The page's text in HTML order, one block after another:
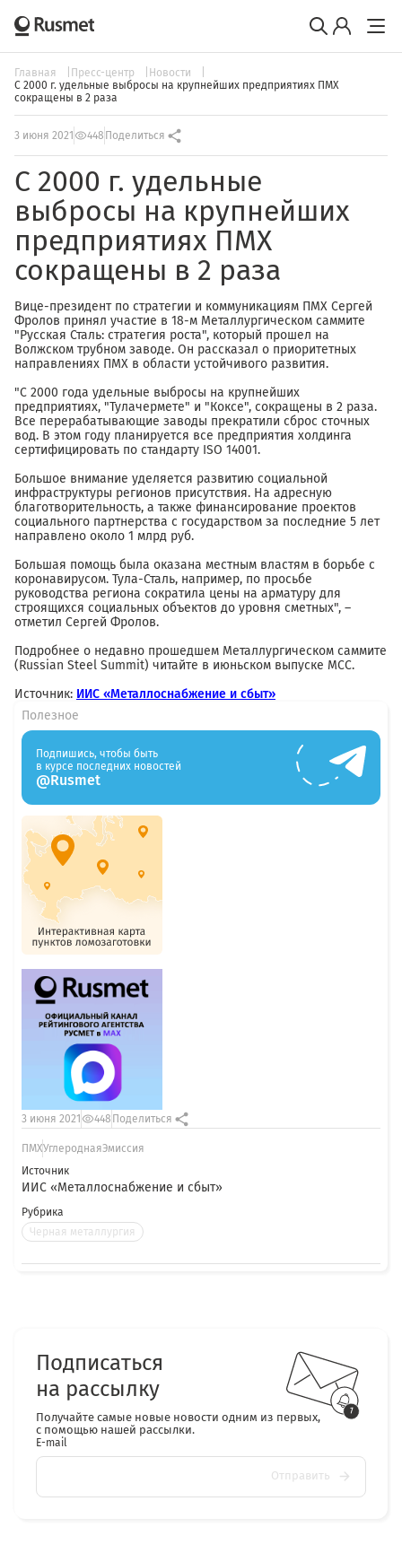
Главная Пресс-центр
Новости
С 2000 г. удельные выбросы на крупнейших предприятиях ПМХ
сокращены в 2 раза
3 июня 2021 448 Поделиться
С 2000 г. удельные
выбросы на крупнейших
предприятиях ПМХ
сокращены в 2 раза
Вице-президент по стратегии и коммуникациям ПМХ Сергей
Фролов принял участие в 18-м Металлургическом саммите
"Русская Сталь: стратегия роста", который прошел на
Волжском трубном заводе. Он рассказал о приоритетных
направлениях ПМХ в области устойчивого развития.
"С 2000 года удельные выбросы на крупнейших
предприятиях, "Тулачермете" и "Коксе", сокращены в 2 раза.
Все перерабатывающие заводы прекратили сброс сточных
вод. В этом году планируется все предприятия холдинга
сертифицировать по стандарту ISO 14001.
Большое внимание уделяется развитию социальной
инфраструктуры регионов присутствия. На адресную
благотворительность, а также финансирование проектов
социального партнерства с государством за последние 5 лет
направлено около 1 млрд руб.
Большая помощь была оказана местным властям в борьбе с
коронавирусом. Тула-Сталь, например, по просьбе
руководства региона сократила цены на арматуру для
строящихся социальных объектов до уровня сметных", –
отметил Сергей Фролов.
Подробнее о недавно прошедшем Металлургическом саммите
(Russian Steel Summit) читайте в июньском выпуске МСС.
Источник: ИИС «Металлоснабжение и сбыт»
Источник
ИИС «Металлоснабжение и сбыт»
Рубрика
Черная металлургия
3 июня 2021 448 Поделиться
ПМХУглероднаяЭмиссия
Полезное
Подпишись, чтобы быть
в курсе последних новостей
@Rusmet
Подписаться
на рассылку
Получайте самые новые новости одним из первых,
с помощью нашей рассылки.
E-mail
Отправить